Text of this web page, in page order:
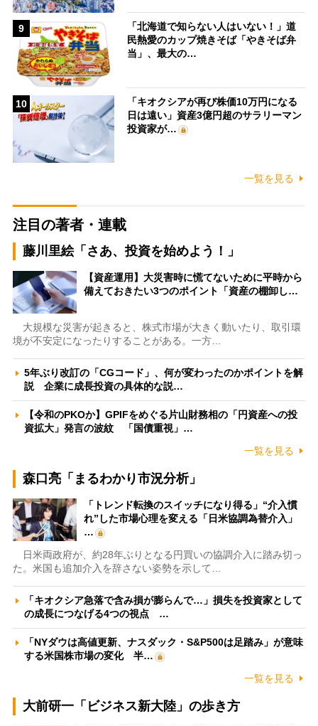
9
「北海道で知らない人はいない！」道
民熱愛のカップ焼きそば「やきそば弁
当」、最大の…
10
「キオクシアが再び株価10万円になる
日は遠い」資産3億円超のサラリーマン
投資家が…
一覧を見る
注目の著者・連載
藤川里絵「さあ、投資を始めよう！」
【資産運用】大災害時に慌てないために平時から
備えておきたい3つのポイント「資産の棚卸し…
大規模な災害が起きると、株式市場が大きく動いたり、取引環
境が不安定になったりすることがある。一方…
5年ぶり改訂の「CGコード」、何が変わったのかポイントを解
説 企業に成長投資の具体的な説…
【令和のPKOか】GPIFをめぐる片山財務相の「円資産への投
資拡大」発言の波紋 「国債重視」…
一覧を見る
森口亮「まるわかり市況分析」
「トレンド転換のスイッチになり得る」“介入慣
れ”した市場心理を変える「日米協調為替介入」
…
日米両政府が、約28年ぶりとなる円買いの協調介入に踏み切っ
た。米国も追加介入を辞さない姿勢を示して…
「キオクシア急落で含み損が膨らんで…」損失を投資家として
の成長につなげる4つの視点 …
「NYダウは高値更新、ナスダック・S&P500は足踏み」が意味
する米国株市場の変化 半…
一覧を見る
大前研一「ビジネス新大陸」の歩き方